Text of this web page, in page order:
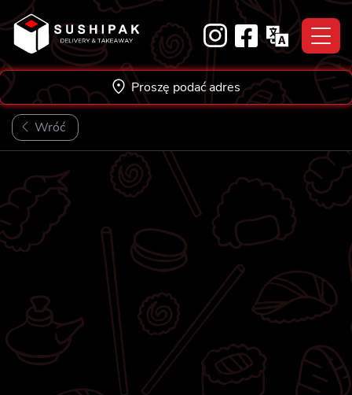
Skip
to
content
Proszę podać adres
Wróć